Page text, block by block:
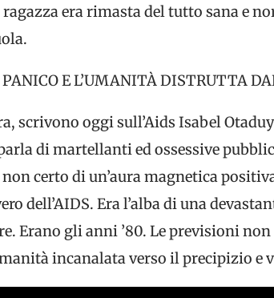
era rimasta del tutto sana e
E L’UMANITÀ DISTRUTTA
scrivono oggi sull’Aids Isabel
di martellanti ed ossessive
certo di un’aura magnetica
dell’AIDS. Era l’alba di una
Erano gli anni ’80. Le previsioni
incanalata verso il precipizio e